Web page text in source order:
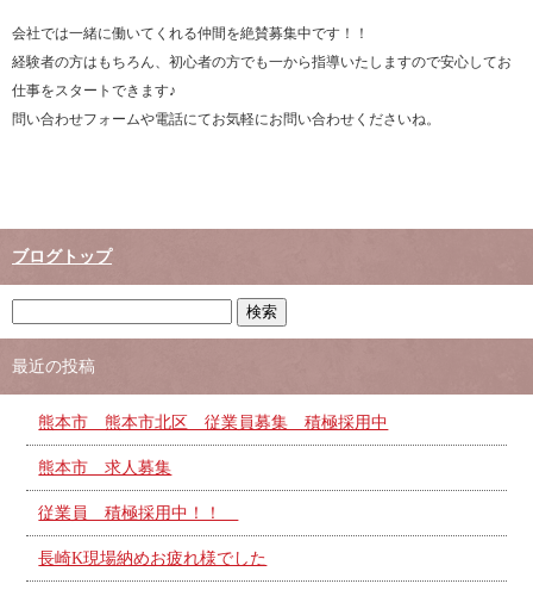
会社では一緒に働いてくれる仲間を絶賛募集中です！！
経験者の方はもちろん、初心者の方でも一から指導いたしますので安心してお
仕事をスタートできます♪
問い合わせフォームや電話にてお気軽にお問い合わせくださいね。
ブログトップ
最近の投稿
熊本市 熊本市北区 従業員募集 積極採用中
熊本市 求人募集
従業員 積極採用中！！
長崎K現場納めお疲れ様でした